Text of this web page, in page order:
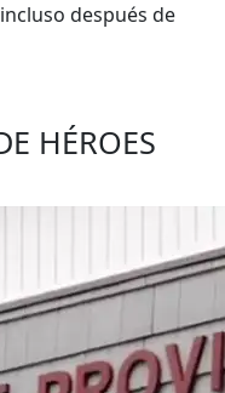
después de
HÉROES